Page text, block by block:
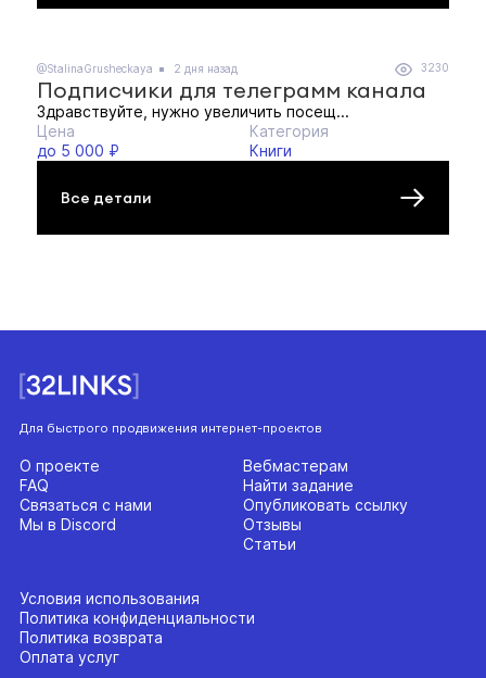
@StalinaGrusheckaya 2 дня назад 3230
Подписчики для телеграмм канала
Здравствуйте, нужно увеличить посещ...
Цена
до 5 000 ₽
Категория
Книги
Все детали
Для быстрого продвижения интернет-проектов
Вебмастерам
Найти задание
Опубликовать ссылку
Отзывы
Статьи
О проекте
FAQ
Связаться с нами
Мы в Discord
Условия использования
Политика конфиденциальности
Политика возврата
Оплата услуг